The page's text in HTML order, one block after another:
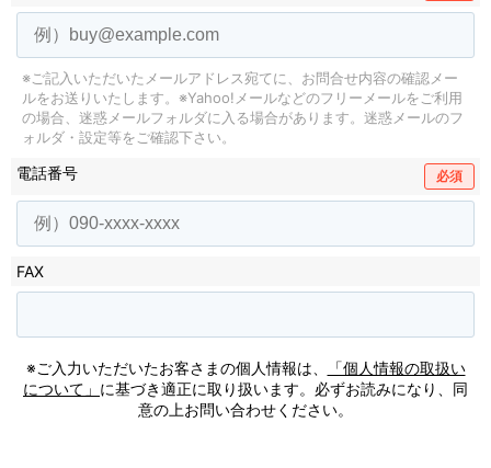
※ご記入いただいたメールアドレス宛てに、お問合せ内容の確認メー
ルをお送りいたします。 ※Yahoo!メールなどのフリーメールをご利用
の場合、迷惑メールフォルダに入る場合があります。 迷惑メールのフ
ォルダ・設定等をご確認下さい。
電話番号 必須
FAX
※ご入力いただいたお客さまの個人情報は、
「個人情報の取扱い
について」 に基づき適正に取り扱います。必ずお読みになり、同
意の上お問い合わせください。